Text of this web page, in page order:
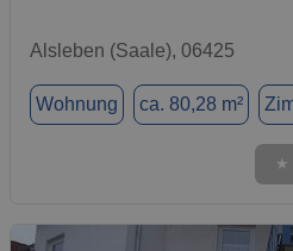
Alsleben (Saale), 06425
Wohnung ca. 80,28 m²
★